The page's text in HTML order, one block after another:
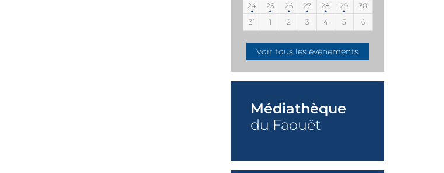
24
25 26 27 28 29
30
31
1 2 3 4 5 6
Voir tous les événements
Médiathèque
du Faouët